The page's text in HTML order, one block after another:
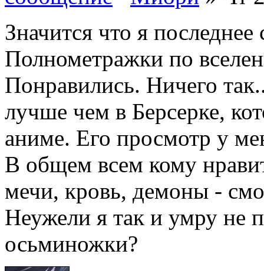
Значится что я
Полнометражки по
Понравились. Ничего
лучше чем в Берсерке,
аниме. Его просмотр у
В общем всем кому
мечи, кровь, демоны -
Неужели я так и умру не
осьминожки?